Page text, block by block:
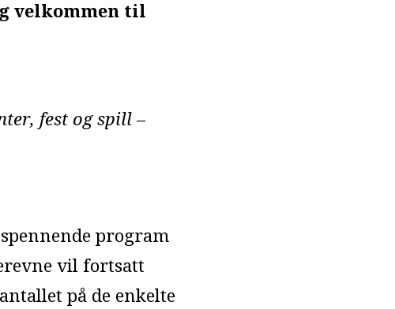
velkommen til
fest og spill –
program
vil fortsatt
på de enkelte